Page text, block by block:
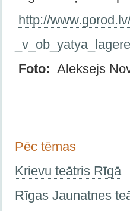
http://
Foto: Aleksejs
Pēc tēmas
Krievu teātris Rīgā
Rīgas Jaunatnes